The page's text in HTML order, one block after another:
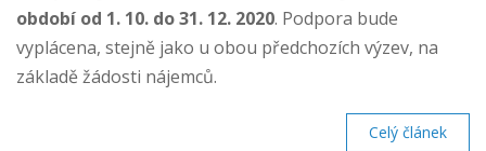
období od 1. 10. do 31. 12. 2020. Podpora bude
vyplácena, stejně jako u obou předchozích výzev, na
základě žádosti nájemců.
Celý článek